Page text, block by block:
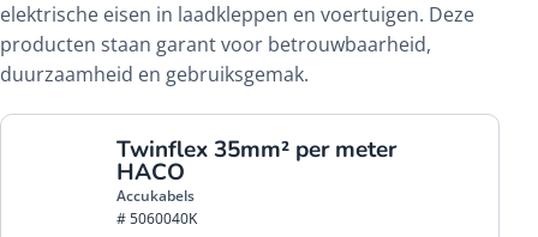
elektrische eisen in laadkleppen en voertuigen. Deze
producten staan garant voor betrouwbaarheid,
duurzaamheid en gebruiksgemak.
Twinflex 35mm² per meter
HACO
Accukabels
# 5060040K